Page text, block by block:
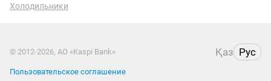
Холодильники
© 2012-2026, АО «Kaspi Bank» Қаз Рус
Пользовательское соглашение